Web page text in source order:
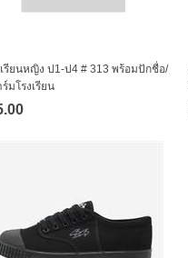
เรียนหญิง ป1-ป4 # 313 พร้อมปักชื่อ/
ร์มโรงเรียน